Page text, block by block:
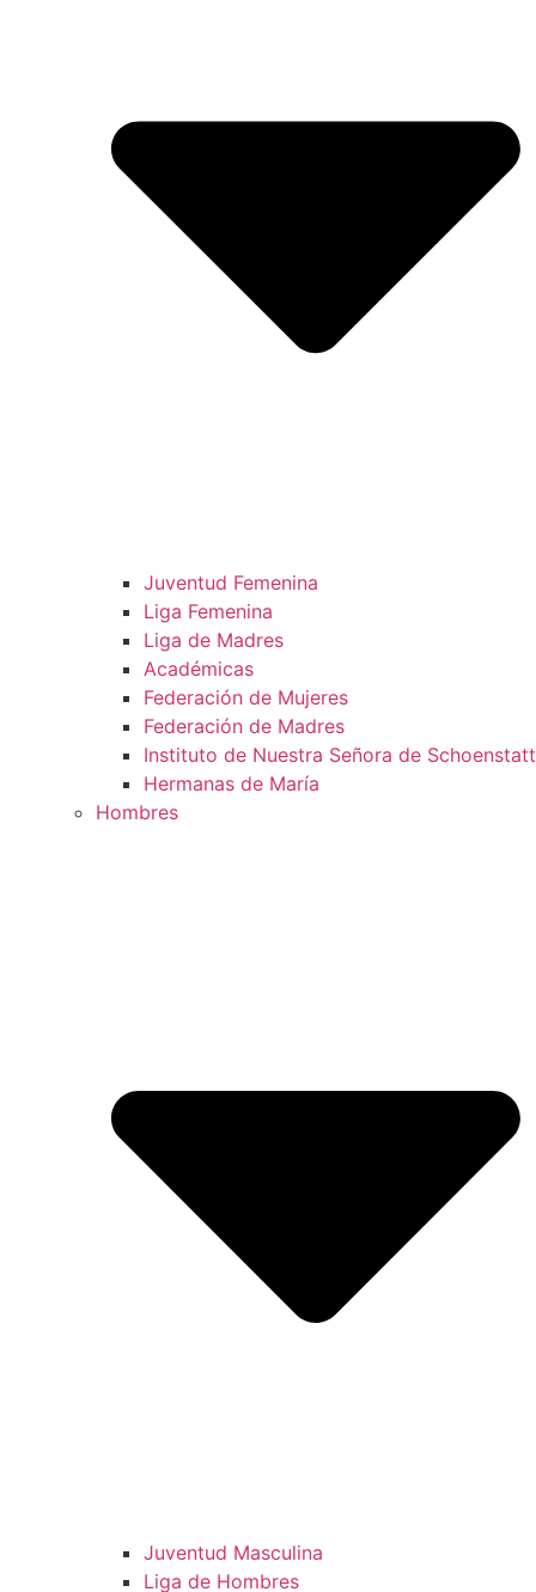
Juventud Femenina
Liga Femenina
Liga de Madres
Académicas
Federación de Mujeres
Federación de Madres
Instituto de Nuestra Señora de Schoenstatt
Hermanas de María
Hombres
Juventud Masculina
Liga de Hombres